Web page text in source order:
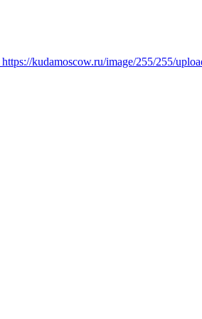
https://kudamoscow.ru/image/255/255/